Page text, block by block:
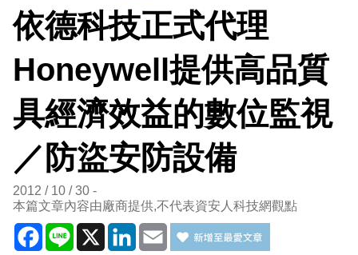
依德科技正式代理
Honeywell提供高品質
具經濟效益的數位監視
／防盜安防設備
2012 / 10 / 30
本篇文章內容由廠商提供,不代表資安人科技網觀點
Facebook
Line X LinkedIn
Email